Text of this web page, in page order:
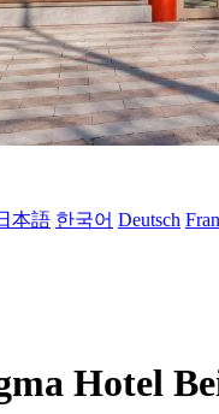
本語 한국어 Deutsch
Hotel